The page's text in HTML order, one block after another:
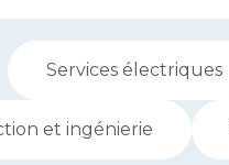
Services électriques
et ingénierie